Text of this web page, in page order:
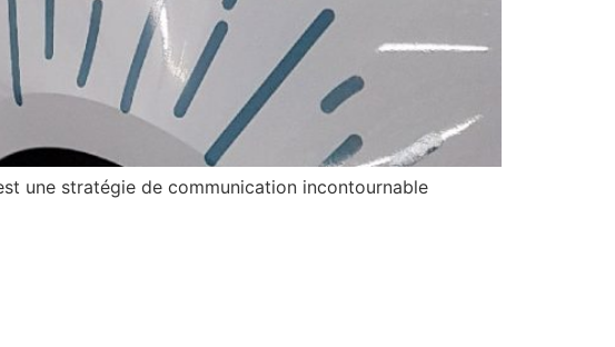
une stratégie de communication incontournable